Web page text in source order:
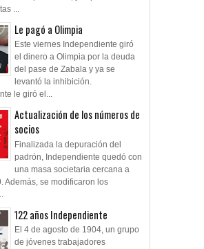
...
Le pagó a Olimpia
Este viernes Independiente giró
el dinero a Olimpia por la deuda
del pase de Zabala y ya se
levantó la inhibición.
le giró el...
Actualización de los números de
socios
Finalizada la depuración del
padrón, Independiente quedó con
una masa societaria cercana a
Además, se modificaron los
122 años Independiente
El 4 de agosto de 1904, un grupo
de jóvenes trabajadores